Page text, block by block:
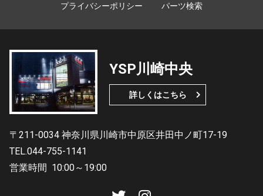
プライバシーポリシー パーツ検索
YSP川崎中央
詳しくはこちら
〒211-0034 神奈川県川崎市中原区井田中ノ町17-19
TEL.044-755-1141
営業時間 10:00～19:00